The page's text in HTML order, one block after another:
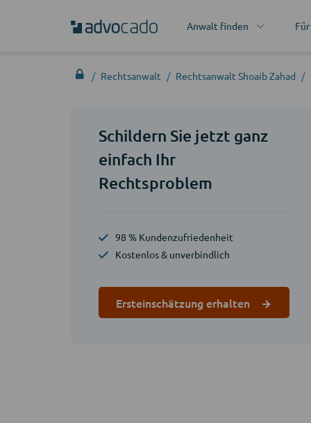
Anwalt finden
Rechtsanwalt Rechtsanwalt Shoaib Zahad
Schildern Sie jetzt ganz
einfach Ihr
Rechtsproblem
98 % Kundenzufriedenheit
Kostenlos & unverbindlich
Ersteinschätzung erhalten